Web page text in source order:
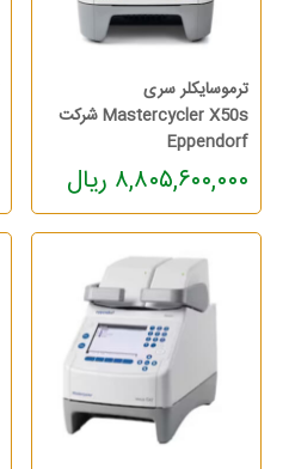
ترموسایکلر سری
Mastercycler X50s شرکت
Eppendorf
۸,۸۰۵,۶۰۰,۰۰۰ ریال